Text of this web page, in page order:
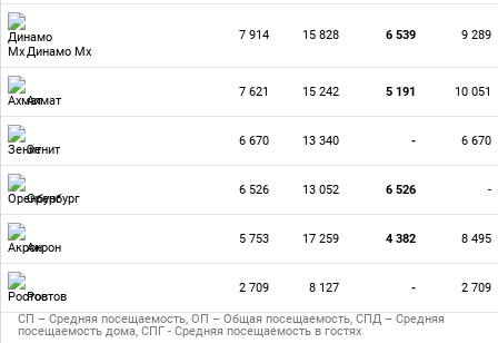
Динамо Мх
7 914 15 828 6 539 9 289
Ахмат
7 621 15 242 5 191 10 051
Зенит
6 670 13 340 - 6 670
Оренбург
6 526 13 052 6 526 -
Акрон
5 753 17 259 4 382 8 495
Ростов
2 709 8 127 - 2 709
СП – Средняя посещаемость, ОП – Общая посещаемость, СПД – Средняя
посещаемость дома, СПГ - Средняя посещаемость в гостях